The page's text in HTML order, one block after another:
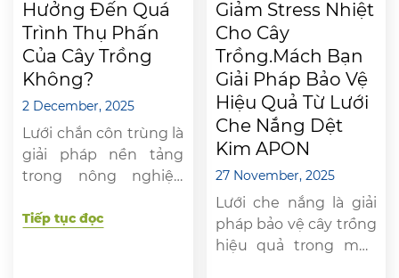
Hưởng Đến Quá
Trình Thụ Phấn
Của Cây Trồng
Không?
2 December, 2025
Lưới chắn côn trùng là
giải pháp nền tảng
trong nông nghiệp
bảo vệ cây khỏi sâu
Tiếp tục đọc
Giảm Stress Nhiệt
Cho Cây
Trồng.Mách Bạn
Giải Pháp Bảo Vệ
Hiệu Quả Từ Lưới
Che Nắng Dệt
Kim APON
27 November, 2025
Lưới che nắng là giải
pháp bảo vệ cây trồng
hiệu quả trong mùa